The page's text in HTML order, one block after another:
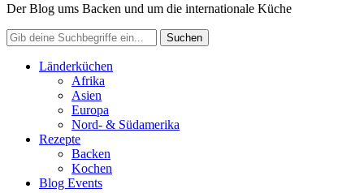
Der Blog ums Backen und um die internationale Küche
Länderküchen
Afrika
Asien
Europa
Nord- & Südamerika
Rezepte
Backen
Kochen
Blog Events